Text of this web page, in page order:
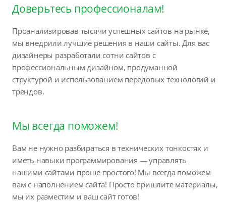
Доверьтесь профессионалам!
Проанализировав тысячи успешных сайтов на рынке,
мы внедрили лучшие решения в наши сайты. Для вас
дизайнеры разработали сотни сайтов с
профессиональным дизайном, продуманной
структурой и использованием передовых технологий и
трендов.
Мы всегда поможем!
Вам не нужно разбираться в технических тонкостях и
иметь навыки программирования — управлять
нашими сайтами проще простого! Мы всегда поможем
вам с наполнением сайта! Просто пришлите материалы,
мы их разместим и ваш сайт готов!